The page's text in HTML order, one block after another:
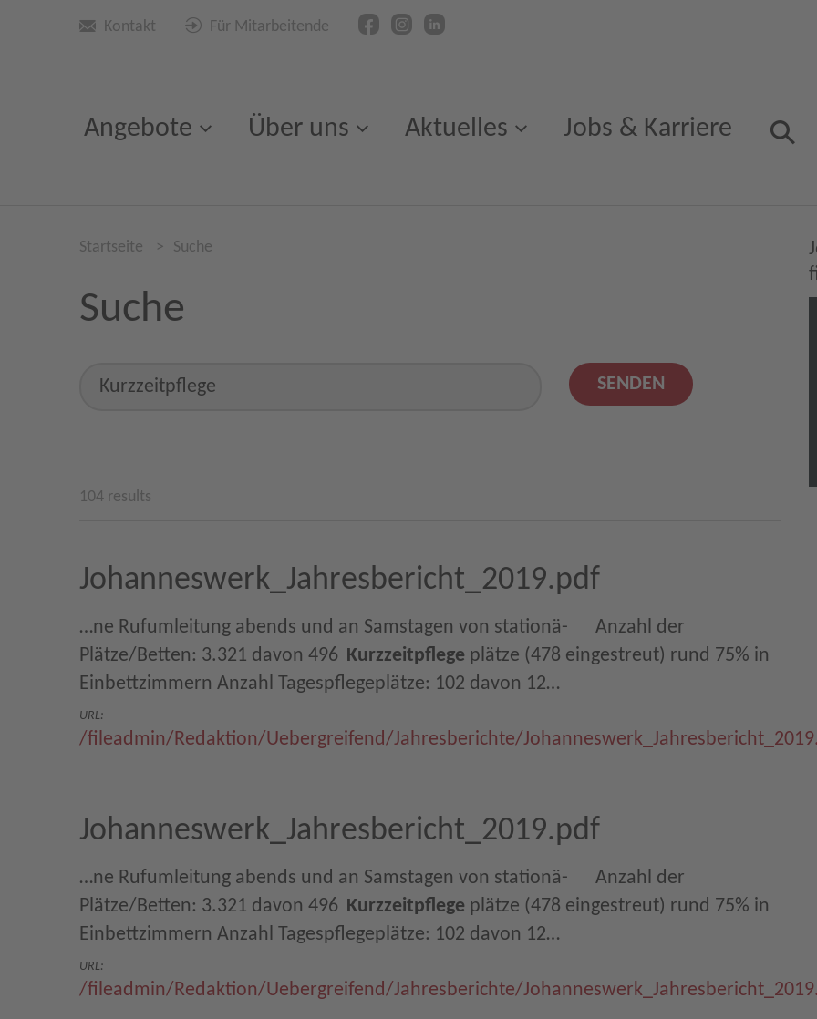
Kontakt Für Mitarbeitende
Angebote Über uns Aktuelles Jobs & Karriere
Startseite > Suche
Suche
104 results
Johanneswerk_Jahresbericht_2019.pdf
…ne Rufumleitung abends und an Samstagen von stationä-      Anzahl der
Plätze/Betten: 3.321 davon 496 Kurzzeitpflege plätze (478 eingestreut) rund 75% in
Einbettzimmern Anzahl Tagespflegeplätze: 102 davon 12…
URL:
/fileadmin/Redaktion/Uebergreifend/Jahresberichte/
Johanneswerk_Jahresbericht_2019.pdf
…ne Rufumleitung abends und an Samstagen von stationä-      Anzahl der
Plätze/Betten: 3.321 davon 496 Kurzzeitpflege plätze (478 eingestreut) rund 75% in
Einbettzimmern Anzahl Tagespflegeplätze: 102 davon 12…
URL:
/fileadmin/Redaktion/Uebergreifend/Jahresberichte/